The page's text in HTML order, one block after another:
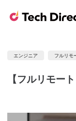
エンジニア フルリモ
【フルリモー